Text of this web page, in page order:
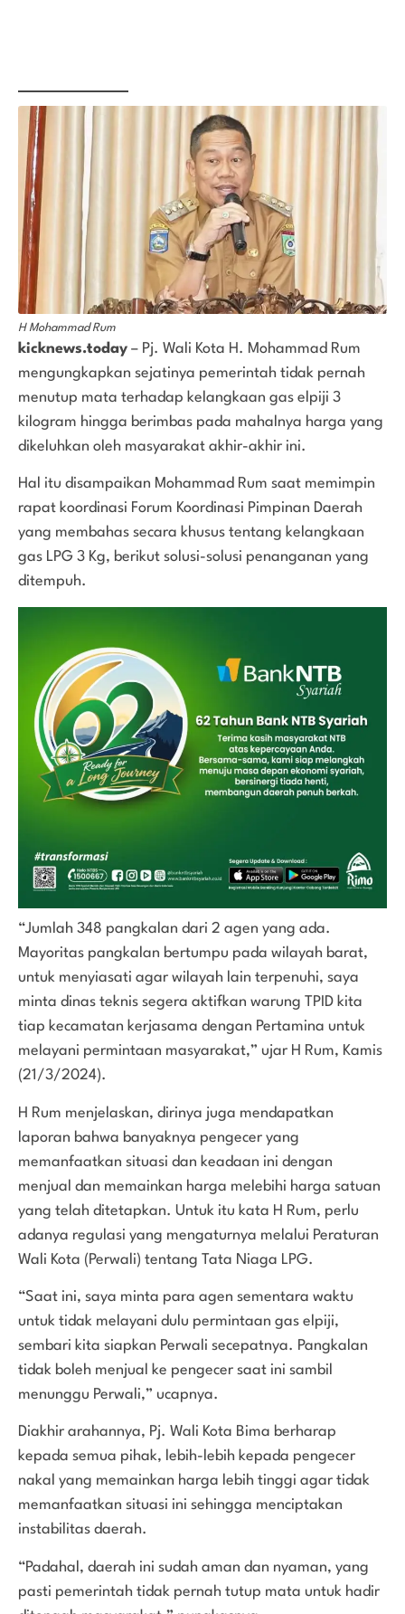
H Mohammad Rum
kicknews.today – Pj. Wali Kota H. Mohammad Rum
mengungkapkan sejatinya pemerintah tidak pernah
menutup mata terhadap kelangkaan gas elpiji 3
kilogram hingga berimbas pada mahalnya harga yang
dikeluhkan oleh masyarakat akhir-akhir ini.
Hal itu disampaikan Mohammad Rum saat memimpin
rapat koordinasi Forum Koordinasi Pimpinan Daerah
yang membahas secara khusus tentang kelangkaan
gas LPG 3 Kg, berikut solusi-solusi penanganan yang
ditempuh.
“Jumlah 348 pangkalan dari 2 agen yang ada.
Mayoritas pangkalan bertumpu pada wilayah barat,
untuk menyiasati agar wilayah lain terpenuhi, saya
minta dinas teknis segera aktifkan warung TPID kita
tiap kecamatan kerjasama dengan Pertamina untuk
melayani permintaan masyarakat,” ujar H Rum, Kamis
(21/3/2024).
H Rum menjelaskan, dirinya juga mendapatkan
laporan bahwa banyaknya pengecer yang
memanfaatkan situasi dan keadaan ini dengan
menjual dan memainkan harga melebihi harga satuan
yang telah ditetapkan. Untuk itu kata H Rum, perlu
adanya regulasi yang mengaturnya melalui Peraturan
Wali Kota (Perwali) tentang Tata Niaga LPG.
“Saat ini, saya minta para agen sementara waktu
untuk tidak melayani dulu permintaan gas elpiji,
sembari kita siapkan Perwali secepatnya. Pangkalan
tidak boleh menjual ke pengecer saat ini sambil
menunggu Perwali,” ucapnya.
Diakhir arahannya, Pj. Wali Kota Bima berharap
kepada semua pihak, lebih-lebih kepada pengecer
nakal yang memainkan harga lebih tinggi agar tidak
memanfaatkan situasi ini sehingga menciptakan
instabilitas daerah.
“Padahal, daerah ini sudah aman dan nyaman, yang
pasti pemerintah tidak pernah tutup mata untuk hadir